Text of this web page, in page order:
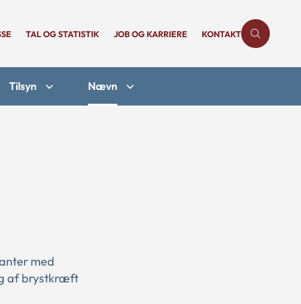
TAL OG STATISTIK JOB OG KARRIERE KONTAKT
Tilsyn Nævn
med
af brystkræft